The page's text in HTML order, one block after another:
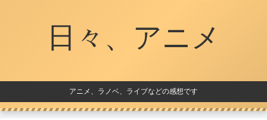
日々、アニメ
アニメ、ラノベ、ライブなどの感想です